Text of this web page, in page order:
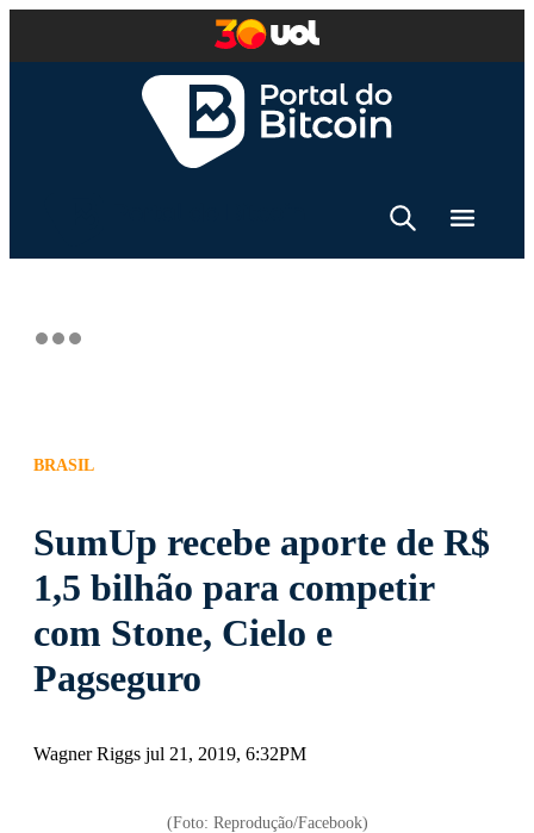
BRASIL
SumUp recebe aporte de R$
1,5 bilhão para competir
com Stone, Cielo e
Pagseguro
Wagner Riggs jul 21, 2019, 6:32PM
(Foto: Reprodução/Facebook)